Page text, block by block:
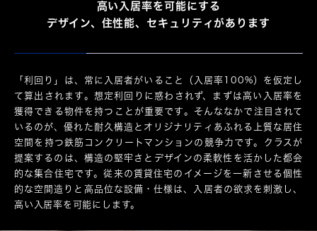
高い入居率を可能にする
デザイン、住性能、セキュリティがあります
「利回り」は、常に入居者がいること（入居率100%）を仮定し
て算出されます。想定利回りに惑わされず、まずは高い入居率を
獲得できる物件を持つことが重要です。そんななかで注目されて
いるのが、優れた耐久構造とオリジナリティあふれる上質な居住
空間を持つ鉄筋コンクリートマンションの競争力です。クラスが
提案するのは、構造の堅牢さとデザインの柔軟性を活かした都会
的な集合住宅です。従来の賃貸住宅のイメージを一新させる個性
的な空間造りと高品位な設備・仕様は、入居者の欲求を刺激し、
高い入居率を可能にします。